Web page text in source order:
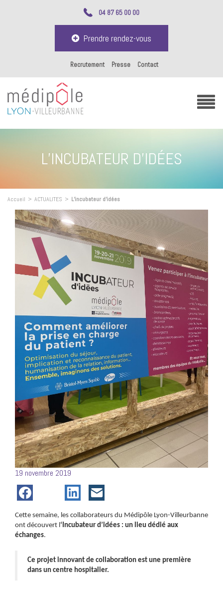
04 87 65 00 00
Prendre rendez-vous
Recrutement Presse Contact
L’INCUBATEUR D’IDÉES
Accueil > ACTUALITES > L’incubateur d’idées
Posté
le
19 novembre 2019
Cette semaine, les collaborateurs du Médipôle Lyon-Villeurbanne
ont découvert l‘Incubateur d’idées : un lieu dédié aux
échanges.
Ce projet innovant de collaboration est une première
dans un centre hospitalier.